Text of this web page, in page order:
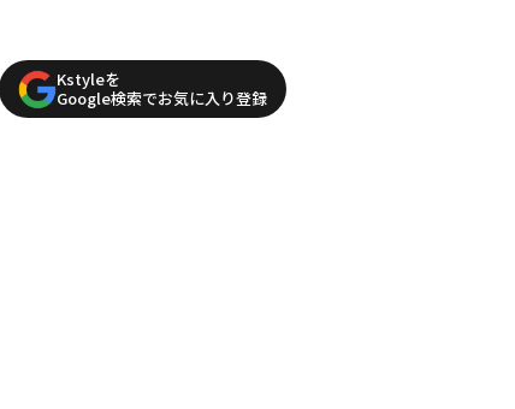
Kstyleを
Google検索でお気に入り登録